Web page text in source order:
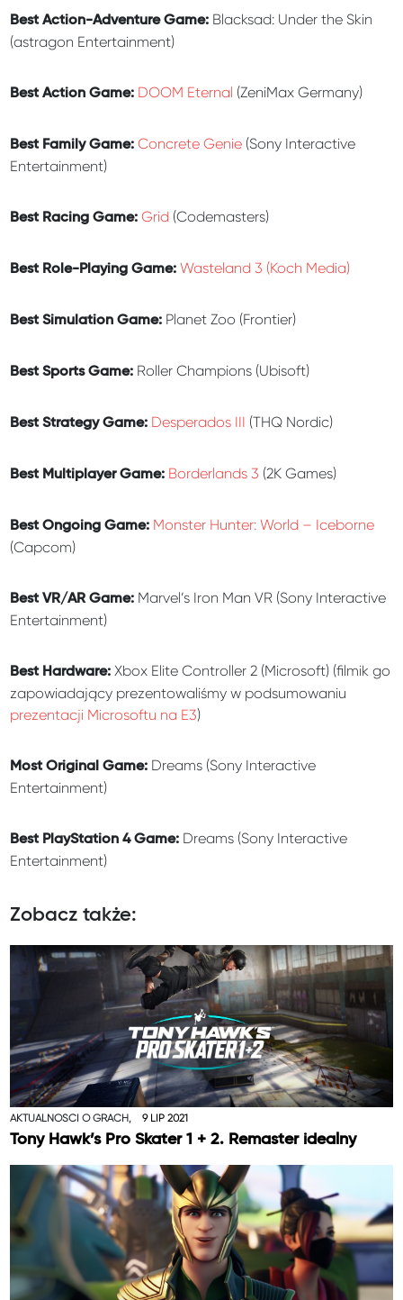
Best Action-Adventure Game: Blacksad: Under the Skin
(astragon Entertainment)
Best Action Game: DOOM Eternal (ZeniMax Germany)
Best Family Game: Concrete Genie (Sony Interactive
Entertainment)
Best Racing Game: Grid (Codemasters)
Best Role-Playing Game: Wasteland 3 (Koch Media)
Best Simulation Game: Planet Zoo (Frontier)
Best Sports Game: Roller Champions (Ubisoft)
Best Strategy Game: Desperados III (THQ Nordic)
Best Multiplayer Game: Borderlands 3 (2K Games)
Best Ongoing Game: Monster Hunter: World – Iceborne
(Capcom)
Best VR/AR Game: Marvel’s Iron Man VR (Sony Interactive
Entertainment)
Best Hardware: Xbox Elite Controller 2 (Microsoft) (filmik go
zapowiadający prezentowaliśmy w podsumowaniu
prezentacji Microsoftu na E3)
Most Original Game: Dreams (Sony Interactive
Entertainment)
Best PlayStation 4 Game: Dreams (Sony Interactive
Entertainment)
Zobacz także:
AKTUALNOŚCI O GRACH, 9 LIP 2021
Tony Hawk’s Pro Skater 1 + 2. Remaster idealny